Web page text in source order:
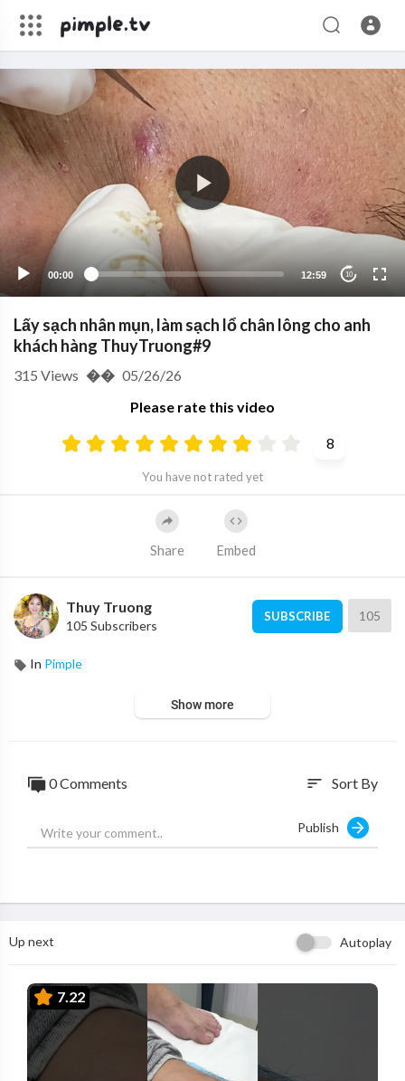
00:00 12:59 10
Lấy sạch nhân mụn, làm sạch lổ chân lông cho anh
khách hàng ThuyTruong#9
Please rate this video
8
You have not rated yet
315 Views �� 05/26/26
Share Embed
Thuy Truong
105 Subscribers
SUBSCRIBE 105
In Pimple
Show more
0 Comments sort Sort By
Publish
Up next Autoplay
7.22